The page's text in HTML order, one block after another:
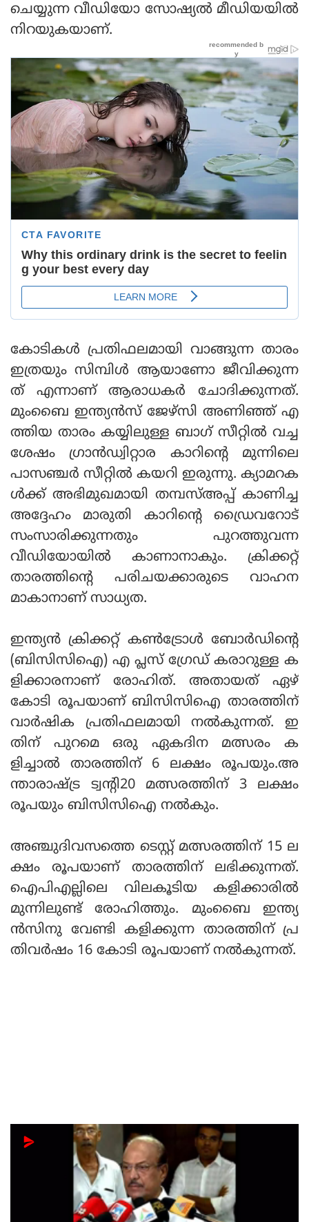
ചെയ്യുന്ന വീഡിയോ സോഷ്യല്‍ മീഡിയയില്‍
നിറയുകയാണ്.
കോടികള്‍ പ്രതിഫലമായി വാങ്ങുന്ന താരം
ഇത്രയും സിമ്പിള്‍ ആയാണോ ജീവിക്കുന്ന
ത് എന്നാണ് ആരാധകര്‍ ചോദിക്കുന്നത്.
മുംബൈ ഇന്ത്യന്‍സ് ജേഴ്‌സി അണിഞ്ഞ് എ
ത്തിയ താരം കയ്യിലുള്ള ബാഗ് സീറ്റില്‍ വച്ച
ശേഷം ഗ്രാന്‍ഡ്വിറ്റാര കാറിന്റെ മുന്നിലെ
പാസഞ്ചര്‍ സീറ്റില്‍ കയറി ഇരുന്നു. ക്യാമറക
ള്‍ക്ക് അഭിമുഖമായി തമ്പസ്അപ്പ് കാണിച്ച
അദ്ദേഹം മാരുതി കാറിന്റെ ഡ്രൈവറോട്
സംസാരിക്കുന്നതും പുറത്തുവന്ന
വീഡിയോയില്‍ കാണാനാകും. ക്രിക്കറ്റ്
താരത്തിന്റെ പരിചയക്കാരുടെ വാഹന
മാകാനാണ് സാധ്യത.
ഇന്ത്യന്‍ ക്രിക്കറ്റ് കണ്‍ട്രോള്‍ ബോര്‍ഡിന്റെ
(ബിസിസിഐ) എ പ്ലസ് ഗ്രേഡ് കരാറുള്ള ക
ളിക്കാരനാണ് രോഹിത്. അതായത് ഏഴ്
കോടി രൂപയാണ് ബിസിസിഐ താരത്തിന്
വാര്‍ഷിക പ്രതിഫലമായി നല്‍കുന്നത്. ഇ
തിന് പുറമെ ഒരു ഏകദിന മത്സരം ക
ളിച്ചാല്‍ താരത്തിന് 6 ലക്ഷം രൂപയും.അ
ന്താരാഷ്ട്ര ട്വന്റി20 മത്സരത്തിന് 3 ലക്ഷം
രൂപയും ബിസിസിഐ നല്‍കും.
അഞ്ചുദിവസത്തെ ടെസ്റ്റ് മത്സരത്തിന് 15 ല
ക്ഷം രൂപയാണ് താരത്തിന് ലഭിക്കുന്നത്.
ഐപിഎല്ലിലെ വിലകൂടിയ കളിക്കാരില്‍
മുന്നിലുണ്ട് രോഹിത്തും. മുംബൈ ഇന്ത്യ
ന്‍സിനു വേണ്ടി കളിക്കുന്ന താരത്തിന് പ്ര
തിവര്‍ഷം 16 കോടി രൂപയാണ് നല്‍കുന്നത്.